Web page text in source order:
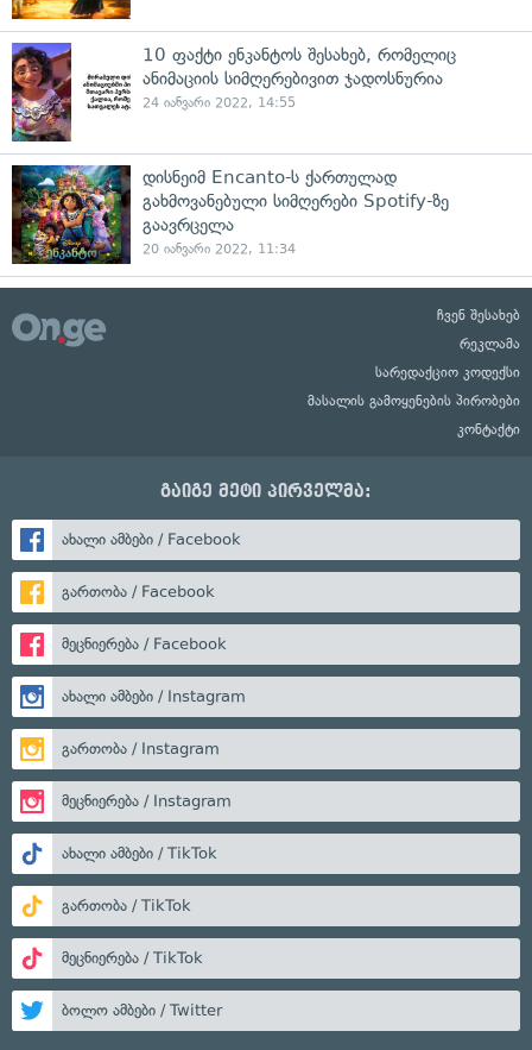
10 ფაქტი ენკანტოს შესახებ, რომელიც
ანიმაციის სიმღერებივით ჯადოსნურია
24 იანვარი 2022, 14:55
დისნეიმ Encanto-ს ქართულად
გახმოვანებული სიმღერები Spotify-ზე
გაავრცელა
20 იანვარი 2022, 11:34
ჩვენ შესახებ
რეკლამა
სარედაქციო კოდექსი
მასალის გამოყენების პირობები
კონტაქტი
გაიგე მეტი პირველმა:
ახალი ამბები / Facebook
გართობა / Facebook
მეცნიერება / Facebook
ახალი ამბები / Instagram
გართობა / Instagram
მეცნიერება / Instagram
ახალი ამბები / TikTok
გართობა / TikTok
მეცნიერება / TikTok
ბოლო ამბები / Twitter